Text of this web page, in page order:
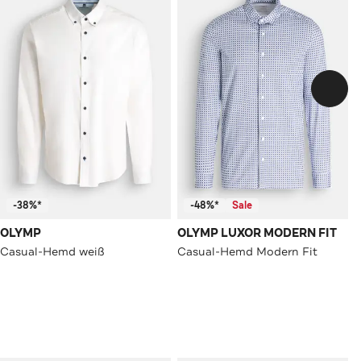
-38%*
OLYMP
Casual-Hemd weiß
-48%* Sale
OLYMP LUXOR MODERN FIT
Casual-Hemd Modern Fit